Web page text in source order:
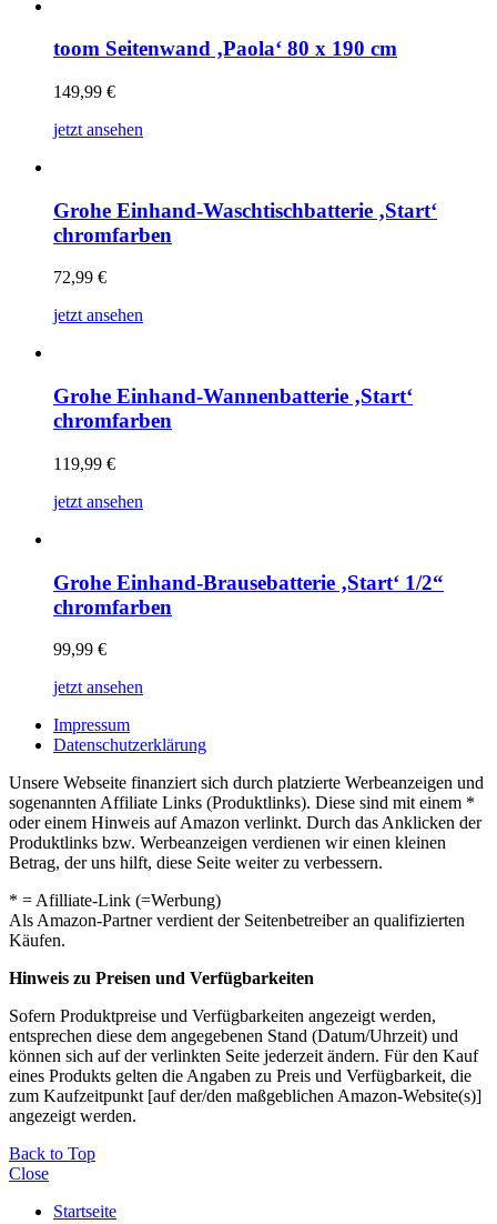
toom Seitenwand ‚Paola‘ 80 x 190 cm
149,99 €
jetzt ansehen
Grohe Einhand-Waschtischbatterie ‚Start‘
chromfarben
72,99 €
jetzt ansehen
Grohe Einhand-Wannenbatterie ‚Start‘
chromfarben
119,99 €
jetzt ansehen
Grohe Einhand-Brausebatterie ‚Start‘ 1/2“
chromfarben
99,99 €
jetzt ansehen
Impressum
Datenschutzerklärung
Unsere Webseite finanziert sich durch platzierte Werbeanzeigen und
sogenannten Affiliate Links (Produktlinks). Diese sind mit einem *
oder einem Hinweis auf Amazon verlinkt. Durch das Anklicken der
Produktlinks bzw. Werbeanzeigen verdienen wir einen kleinen
Betrag, der uns hilft, diese Seite weiter zu verbessern.
* = Afilliate-Link (=Werbung)
Als Amazon-Partner verdient der Seitenbetreiber an qualifizierten
Käufen.
Hinweis zu Preisen und Verfügbarkeiten
Sofern Produktpreise und Verfügbarkeiten angezeigt werden,
entsprechen diese dem angegebenen Stand (Datum/Uhrzeit) und
können sich auf der verlinkten Seite jederzeit ändern. Für den Kauf
eines Produkts gelten die Angaben zu Preis und Verfügbarkeit, die
zum Kaufzeitpunkt [auf der/den maßgeblichen Amazon-Website(s)]
angezeigt werden.
Back to Top
Close
Startseite